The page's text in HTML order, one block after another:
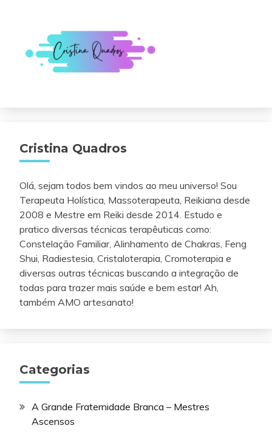
Cristina Quadros
Olá, sejam todos bem vindos ao meu universo! Sou
Terapeuta Holística, Massoterapeuta, Reikiana desde
2008 e Mestre em Reiki desde 2014. Estudo e
pratico diversas técnicas terapêuticas como:
Constelação Familiar, Alinhamento de Chakras, Feng
Shui, Radiestesia, Cristaloterapia, Cromoterapia e
diversas outras técnicas buscando a integração de
todas para trazer mais saúde e bem estar! Ah,
também AMO artesanato!
Categorias
A Grande Fraternidade Branca – Mestres
Ascensos